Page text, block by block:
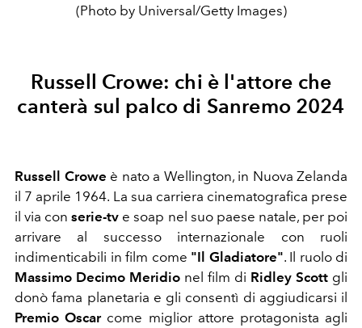
(Photo by Universal/Getty Images)
Russell Crowe: chi è l'attore che
canterà sul palco di Sanremo 2024
Russell Crowe è nato a Wellington, in Nuova Zelanda
il 7 aprile 1964. La sua carriera cinematografica prese
il via conserie-tv e soap nel suo paese natale, per poi
arrivare al successo internazionale con ruoli
indimenticabili in film come "Il Gladiatore". Il ruolo di
Massimo Decimo Meridio nel film di Ridley Scott gli
donò fama planetaria e gli consentì di aggiudicarsi il
Premio Oscarcome miglior attore protagonista agli